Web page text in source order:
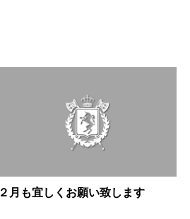
２月も宜しくお願い致します